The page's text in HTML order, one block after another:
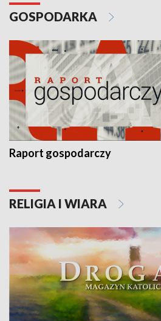
GOSPODARKA
Raport gospodarczy
RELIGIA I WIARA